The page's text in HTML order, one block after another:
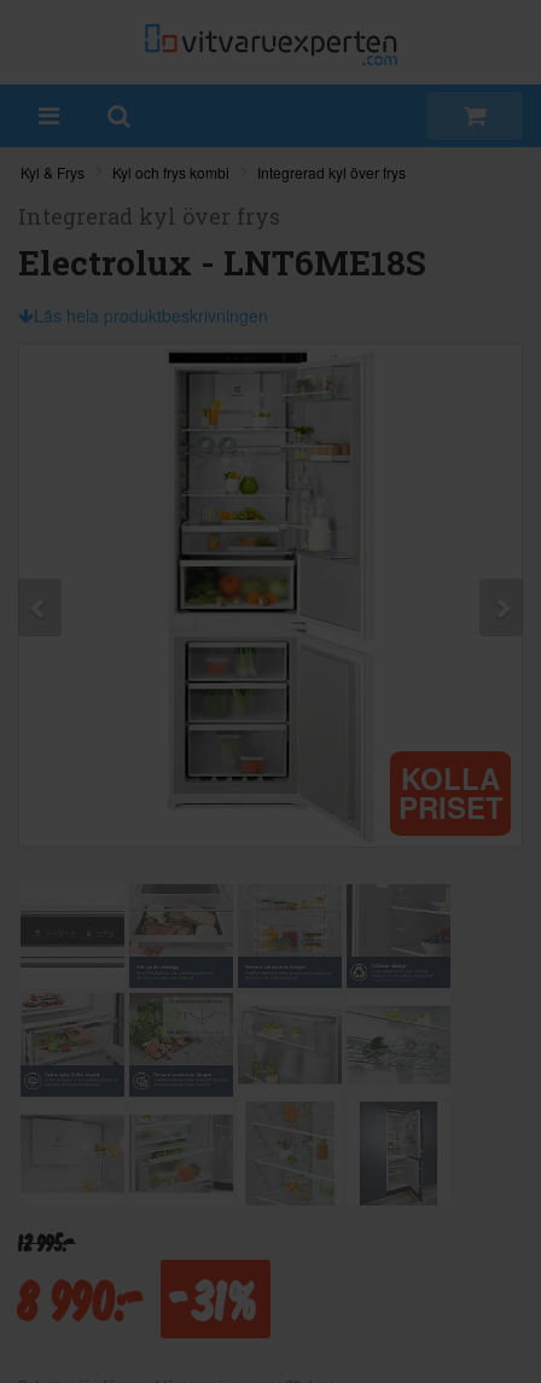
Kyl & Frys Kyl och frys kombi Integrerad kyl över frys
Integrerad kyl över frys
Electrolux - LNT6ME18S
Läs hela produktbeskrivningen
KOLLA
PRISET
12 995:-
8 990:- -31%